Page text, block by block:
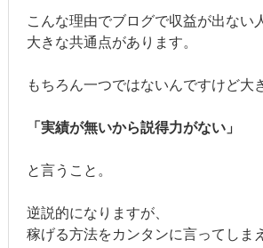
こんな理由でブログで収益が出ない
大きな共通点があります。
もちろん一つではないんですけど大
「実績が無いから説得力がない」
と言うこと。
逆説的になりますが、
稼げる方法をカンタンに言ってしま